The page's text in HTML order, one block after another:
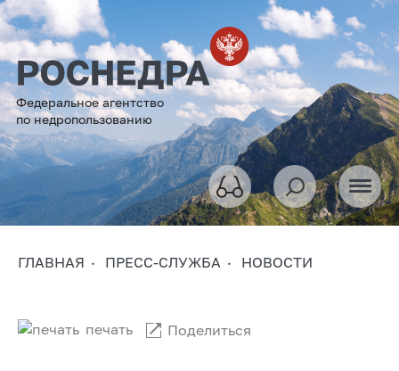
Федеральное агентство
по недропользованию
ГЛАВНАЯ ПРЕСС-СЛУЖБА НОВОСТИ
печать Поделиться